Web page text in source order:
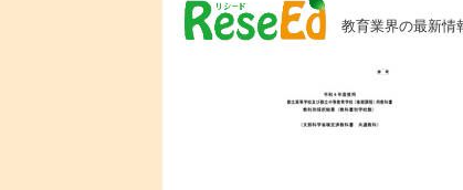
教育業界の最新情